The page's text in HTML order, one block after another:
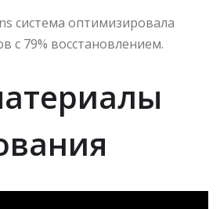
система оптимизировала
с 79% восстановлением.